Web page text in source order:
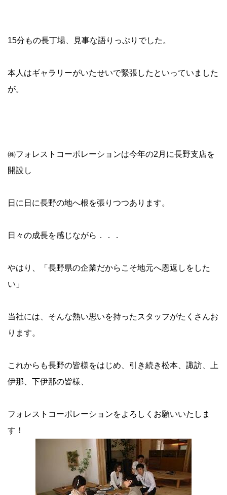
15分もの長丁場、見事な語りっぷりでした。
本人はギャラリーがいたせいで緊張したといっていました
が。
㈱フォレストコーポレーションは今年の2月に長野支店を
開設し
日に日に長野の地へ根を張りつつあります。
日々の成長を感じながら．．．
やはり、「長野県の企業だからこそ地元へ恩返しをした
い」
当社には、そんな熱い思いを持ったスタッフがたくさんお
ります。
これからも長野の皆様をはじめ、引き続き松本、諏訪、上
伊那、下伊那の皆様、
フォレストコーポレーションをよろしくお願いいたしま
す！